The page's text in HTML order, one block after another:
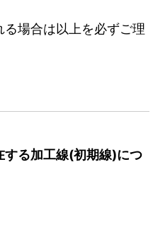
場合は以上を必ずご理
する加工線(初期線)につ